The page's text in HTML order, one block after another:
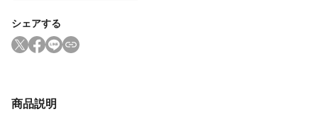
シェアする
商品説明